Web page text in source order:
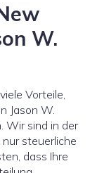
W.
Vorteile,
Jason W.
Wir sind in der
steuerliche
dass Ihre